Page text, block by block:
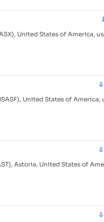
United States of America,
United States of America,
Astoria, United States of